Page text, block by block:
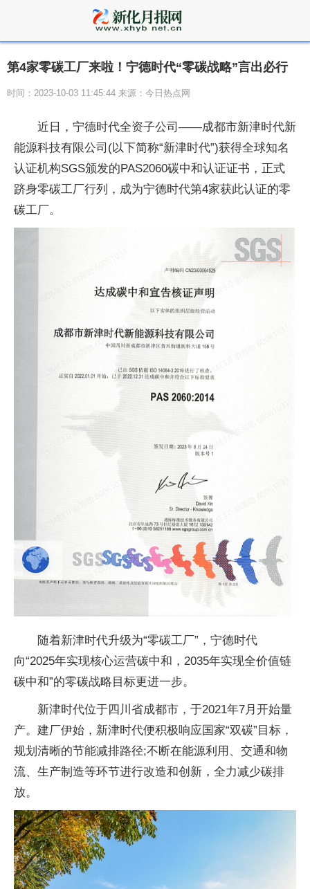
第4家零碳工厂来啦！宁德时代“零碳战略”言出必行
时间：2023-10-03 11:45:44 来源：今日热点网
近日，宁德时代全资子公司——成都市新津时代新
能源科技有限公司(以下简称“新津时代”)获得全球知名
认证机构SGS颁发的PAS2060碳中和认证证书，正式
跻身零碳工厂行列，成为宁德时代第4家获此认证的零
碳工厂。
随着新津时代升级为“零碳工厂”，宁德时代
向“2025年实现核心运营碳中和，2035年实现全价值链
碳中和”的零碳战略目标更进一步。
新津时代位于四川省成都市，于2021年7月开始量
产。建厂伊始，新津时代便积极响应国家“双碳”目标，
规划清晰的节能减排路径;不断在能源利用、交通和物
流、生产制造等环节进行改造和创新，全力减少碳排
放。